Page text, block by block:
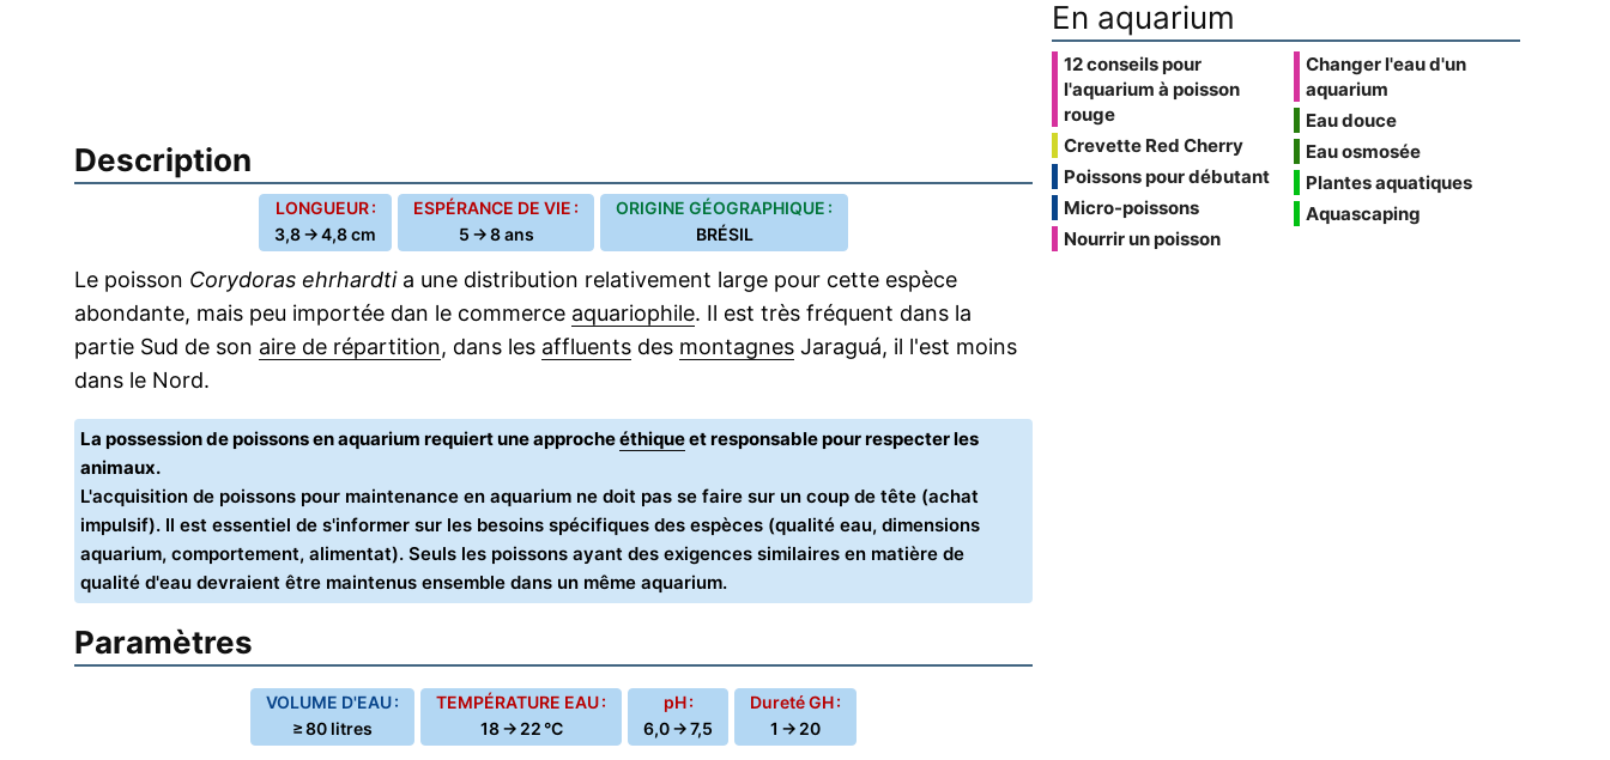
Description
LONGUEUR :
3,8 → 4,8 cm
ESPÉRANCE DE VIE :
5 → 8 ans
ORIGINE GÉOGRAPHIQUE :
BRÉSIL
Le poisson Corydoras ehrhardtia une distribution relativement large pour cette espèce
abondante, mais peu importée dan le commerce aquariophile. Il est très fréquent dans la
partie Sud de son aire de répartition, dans les affluents des montagnes Jaraguá, il l'est moins
dans le Nord.
La possession de poissons en aquarium requiert une approcheéthiqueet responsable pour respecter les
animaux.
L'acquisition de poissons pour maintenance en aquarium ne doit pas se faire sur un coup de tête (achat
impulsif). Il est essentiel de s'informer sur les besoins spécifiques des espèces (qualité eau, dimensions
aquarium, comportement, alimentat). Seuls les poissons ayant des exigences similaires en matière de
qualité d'eau devraient être maintenus ensemble dans un même aquarium.
Paramètres
VOLUME D'EAU :
≥ 80 litres
TEMPÉRATURE EAU :
18 → 22 °C
pH :
6,0 → 7,5
Dureté GH :
1 → 20
En aquarium
12 conseils pour
l'aquarium à poisson
rouge
Crevette Red Cherry
Poissons pour débutant
Micro-poissons
Nourrir un poisson
Changer l'eau d'un
aquarium
Eau douce
Eau osmosée
Plantes aquatiques
Aquascaping